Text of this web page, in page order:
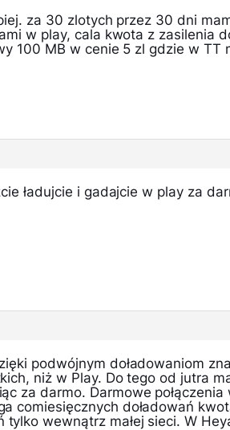
za 30 zlotych przez 30 dni
w play, cala kwota z zasilenia
100 MB w cenie 5 zl gdzie w TT
ładujcie i gadajcie w play za
podwójnym doładowaniom
niż w Play. Do tego od jutra
za darmo. Darmowe
comiesięcznych doładowań
tylko wewnątrz małej sieci. W